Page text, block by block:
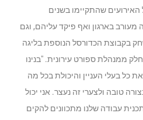
שהתקיימו בשנים
מעורב בארגון ואף פיקד עליהם, וגם
בקבוצת הכדורסל הנוספת בליגה
ממנהלת ספורט עירונית. "בנינו
כל בעלי העניין והיכולת בכל מה
טובה ולצערי זה נעצר. אני יכול
עבודה שלנו מתכוונים להקים